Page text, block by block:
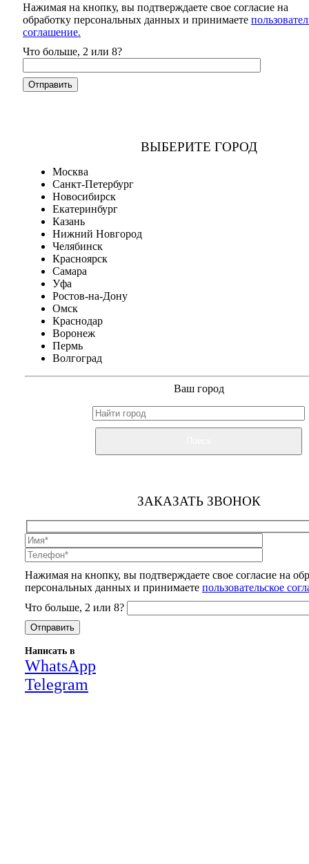
Нажимая на кнопку, вы подтверждаете свое согласие на
обработку персональных данных и принимаете
соглашение.
Что больше, 2 или 8?
ВЫБЕРИТЕ ГОРОД
Москва
Санкт-Петербург
Новосибирск
Екатеринбург
Казань
Нижний Новгород
Челябинск
Красноярск
Самара
Уфа
Ростов-на-Дону
Омск
Краснодар
Воронеж
Пермь
Волгоград
Ваш город
ЗАКАЗАТЬ ЗВОНОК
Нажимая на кнопку, вы подтверждаете свое согласие на
персональных данных и принимаете пользовательское
Что больше, 2 или 8?
Написать в
WhatsApp
Telegram